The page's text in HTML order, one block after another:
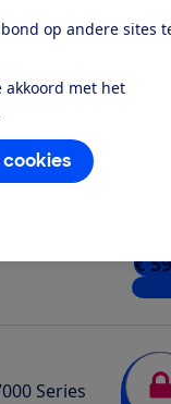
op andere sites
akkoord met het
1
| 0,3 l
€
5
Series